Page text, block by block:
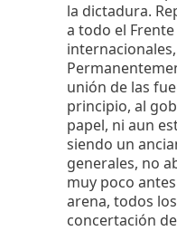
la dictadura.
a todo el
unión de las
principio, al
papel, ni aun
siendo un
generales, no
muy poco
arena, todos
concertación